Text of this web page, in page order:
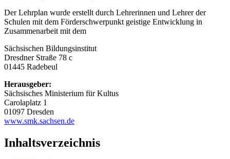
Der Lehrplan wurde erstellt durch Lehrerinnen und Lehrer der
Schulen mit dem Förderschwerpunkt geistige Entwicklung in
Zusammenarbeit mit dem
Sächsischen Bildungsinstitut
Dresdner Straße 78 c
01445 Radebeul
Herausgeber:
Sächsisches Ministerium für Kultus
Carolaplatz 1
01097 Dresden
www.smk.sachsen.de
Inhaltsverzeichnis